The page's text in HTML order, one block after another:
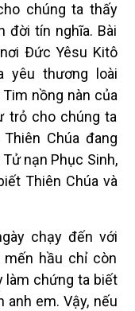
chúng ta thấy
đời tín nghĩa. Bài
Ðức Yêsu Kitô
yêu thương loài
nồng nàn của
trỏ cho chúng ta
Chúa đang
nạn Phục Sinh,
Thiên Chúa và
chạy đến với
hầu chỉ còn
làm chứng ta biết
anh em. Vậy, nếu